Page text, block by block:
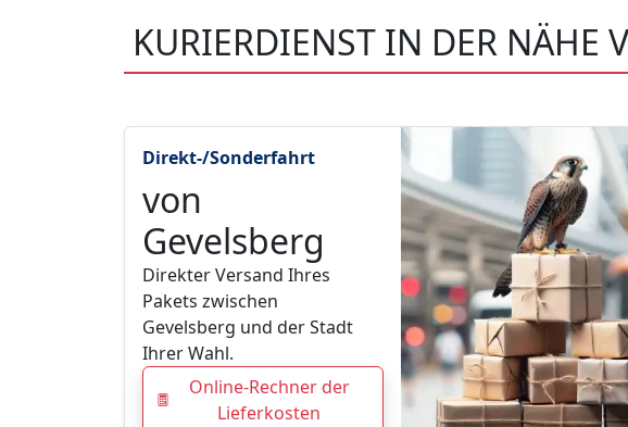
KURIERDIENST IN DER NÄHE
Direkt-/Sonderfahrt
von
Gevelsberg
Direkter Versand Ihres
Pakets zwischen
Gevelsberg und der Stadt
Ihrer Wahl.
Online-Rechner der
Lieferkosten